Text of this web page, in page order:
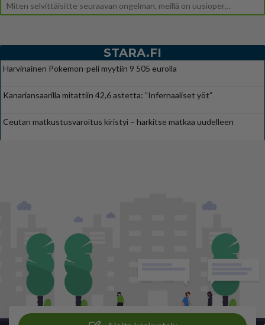
Miten selvittäisitte seuraavan ongelman, meillä on uusioperhe, minulla teini-ikäiset lapset ja puolisolla aikuiset, jotk
STARA.FI
Harvinainen Pokemon-peli myytiin 9 505 eurolla
Kanariansaarilla mitattiin 42,6 astetta: ”Infernaaliset yöt”
Ceutan matkustusvaroitus kiristyi – harkitse matkaa uudelleen